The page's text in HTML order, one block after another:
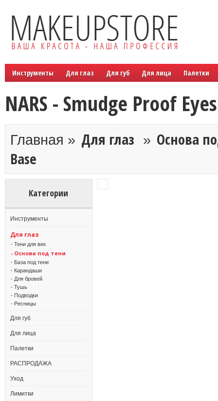
Инструменты Для глаз Для губ Для лица Палетки
NARS - Smudge Proof
Главная » Для глаз » Основа
Base
Категории
Инструменты
Для глаз
- Тени для век
- Основа под тени
- База под тени
- Карандаши
- Для бровей
- Тушь
- Подводки
- Ресницы
Для губ
Для лица
Палетки
РАСПРОДАЖА
Уход
Лимитки